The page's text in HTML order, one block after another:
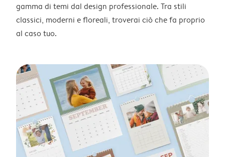
gamma di temi dal design professionale. Tra stili
classici, moderni e floreali, troverai ciò che fa proprio
al caso tuo.